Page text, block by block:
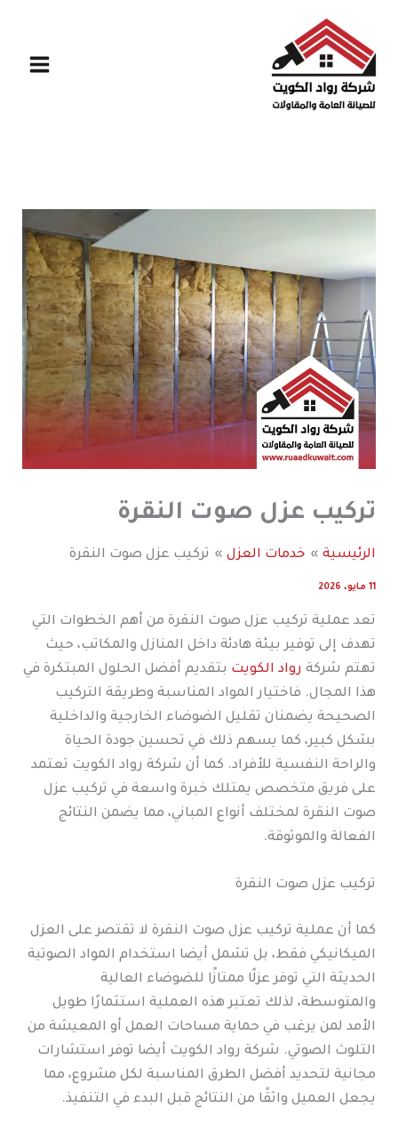
المحتوى
تركيب عزل صوت النقرة
الرئيسية خدمات العزل تركيب عزل صوت النقرة
11 مايو، 2026
تعد عملية تركيب عزل صوت النقرة من أهم الخطوات التي
تهدف إلى توفير بيئة هادئة داخل المنازل والمكاتب، حيث
تهتم شركة رواد الكويت بتقديم أفضل الحلول المبتكرة في
هذا المجال. فاختيار المواد المناسبة وطريقة التركيب
الصحيحة يضمنان تقليل الضوضاء الخارجية والداخلية
بشكل كبير، كما يسهم ذلك في تحسين جودة الحياة
والراحة النفسية للأفراد. كما أن شركة رواد الكويت تعتمد
على فريق متخصص يمتلك خبرة واسعة في تركيب عزل
صوت النقرة لمختلف أنواع المباني، مما يضمن النتائج
الفعالة والموثوقة.
تركيب عزل صوت النقرة
كما أن عملية تركيب عزل صوت النقرة لا تقتصر على العزل
الميكانيكي فقط، بل تشمل أيضا استخدام المواد الصوتية
الحديثة التي توفر عزلًا ممتازًا للضوضاء العالية
والمتوسطة، لذلك تعتبر هذه العملية استثمارًا طويل
الأمد لمن يرغب في حماية مساحات العمل أو المعيشة من
التلوث الصوتي. شركة رواد الكويت أيضا توفر استشارات
مجانية لتحديد أفضل الطرق المناسبة لكل مشروع، مما
يجعل العميل واثقًا من النتائج قبل البدء في التنفيذ.